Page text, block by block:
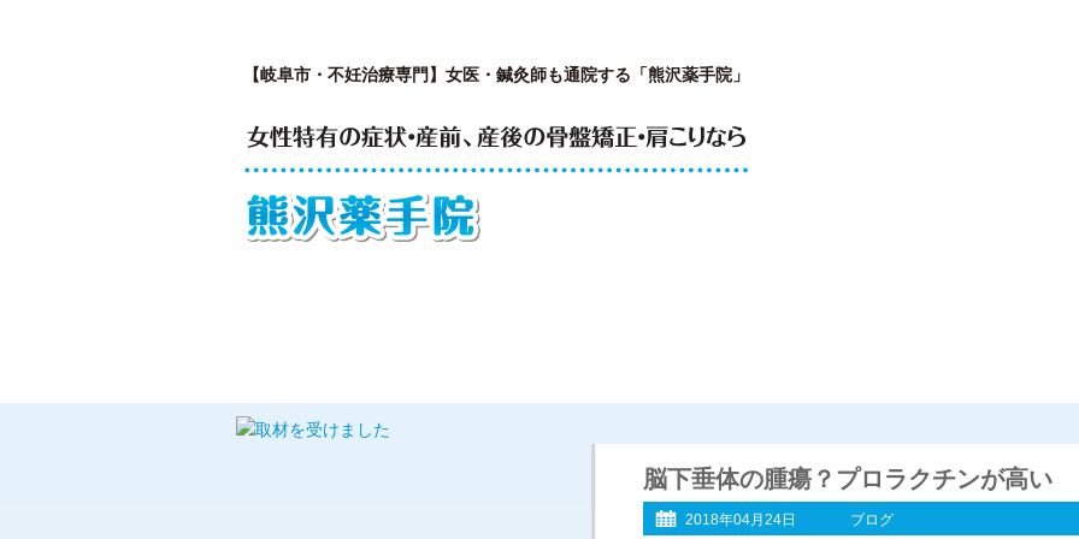
【岐阜市・不妊治療専門】女医・鍼灸師も通院する「熊沢薬手院」
脳下垂体の腫瘍？プロラクチンが高い
2018年04月24日 ブログ